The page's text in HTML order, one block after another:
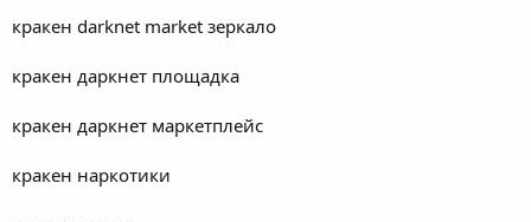
кракен darknet market зеркало
кракен даркнет площадка
кракен даркнет маркетплейс
кракен наркотики